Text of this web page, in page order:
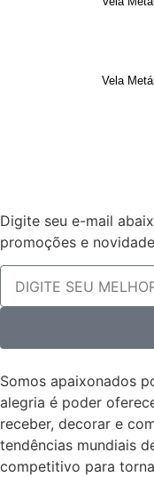
Vela
Digite seu e-mail
promoções e
Somos apaixonados
alegria é poder
receber, decorar e
tendências mundiais
competitivo para